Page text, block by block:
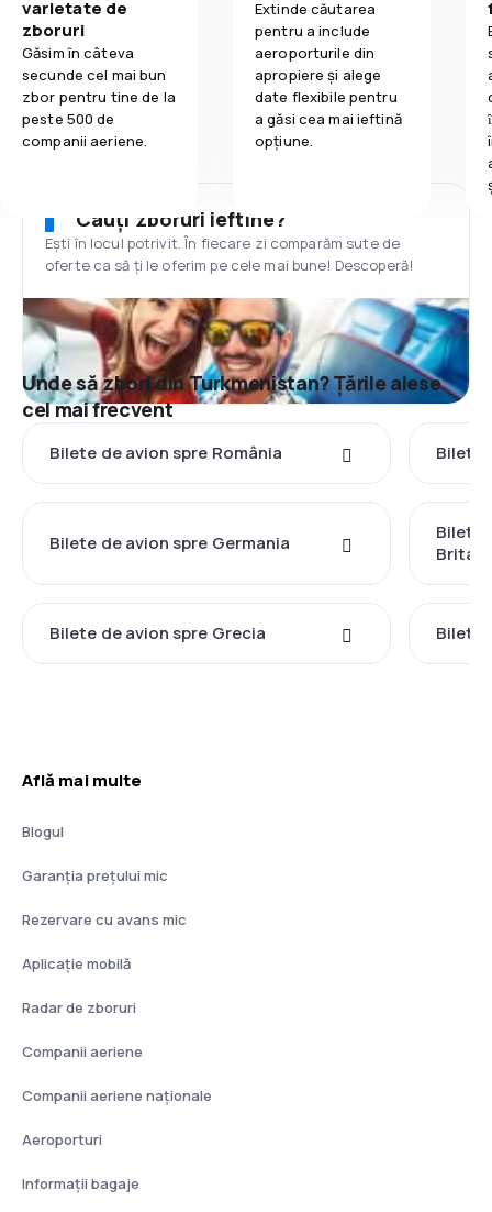
varietate de
zboruri
Găsim în câteva
secunde cel mai bun
zbor pentru tine de la
peste 500 de
companii aeriene.
Extinde căutarea
pentru a include
aeroporturile din
apropiere și alege
date flexibile pentru
a găsi cea mai ieftină
opțiune.
Cauți zboruri ieftine?
Ești în locul potrivit. În fiecare zi comparăm sute de
oferte ca să ți le oferim pe cele mai bune! Descoperă!
Unde să zbori din Turkmenistan? Țările alese
cel mai frecvent
Bilete de avion spre România Bilete
Bilete de avion spre Germania
Bilete
Bilete de avion spre Grecia Bilete
Află mai multe
Blogul
Garanția prețului mic
Rezervare cu avans mic
Aplicație mobilă
Radar de zboruri
Companii aeriene
Companii aeriene naţionale
Aeroporturi
Informații bagaje